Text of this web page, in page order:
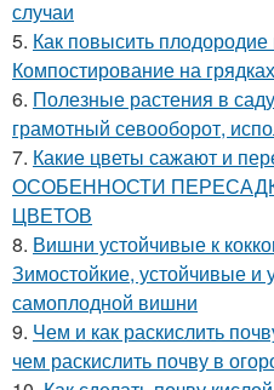
случаи
5. Как повысить
Компостирование на
6. Полезные растения в
грамотный севооборот,
7. Какие цветы сажают и
ОСОБЕННОСТИ
ЦВЕТОВ
8. Вишни устойчивые к
Зимостойкие, устойчивые и
самоплодной вишни
9. Чем и как раскислить
чем раскислить почву в